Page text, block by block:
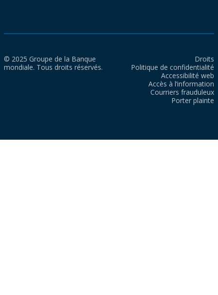
© 2025 Groupe de la Banque
mondiale. Tous droits réservés.
Droits
Politique de confidentialité
Accessibilité web
Accès à l’information
Courriers frauduleux
Porter plainte